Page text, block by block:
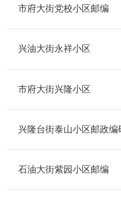
市府大街党校小区邮编
兴油大街永祥小区
市府大街兴隆小区
兴隆台街泰山小区邮政编
石油大街紫园小区邮编